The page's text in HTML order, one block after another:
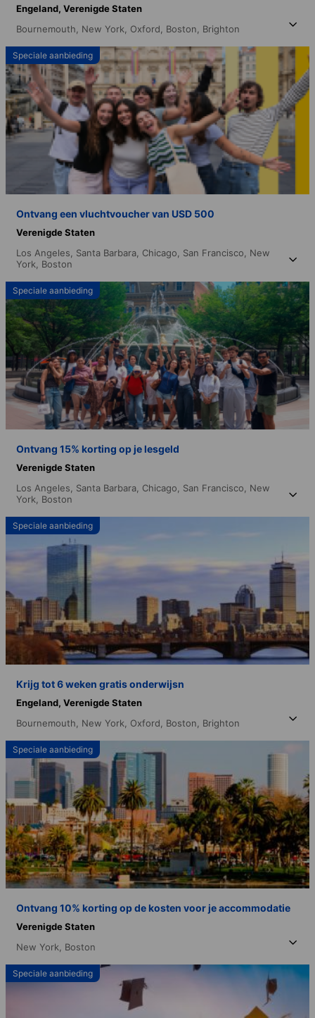
Engeland, Verenigde Staten
Bournemouth, New York, Oxford, Boston, Brighton
Speciale aanbieding
Ontvang een vluchtvoucher van USD 500
Verenigde Staten
Los Angeles, Santa Barbara, Chicago, San Francisco, New
York, Boston
Speciale aanbieding
Ontvang 15% korting op je lesgeld
Verenigde Staten
Los Angeles, Santa Barbara, Chicago, San Francisco, New
York, Boston
Speciale aanbieding
Krijg tot 6 weken gratis onderwijsn
Engeland, Verenigde Staten
Bournemouth, New York, Oxford, Boston, Brighton
Speciale aanbieding
Ontvang 10% korting op de kosten voor je accommodatie
Verenigde Staten
New York, Boston
Speciale aanbieding